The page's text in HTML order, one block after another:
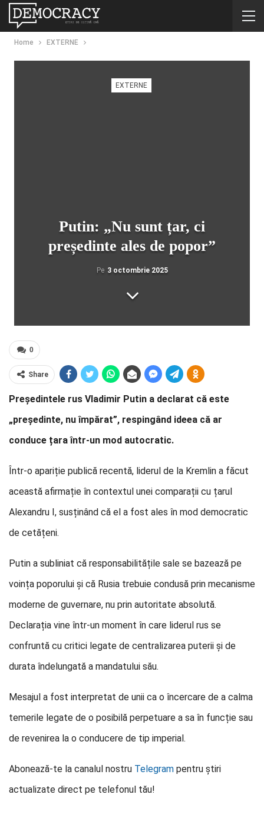
Home EXTERNE
EXTERNE
Putin: „Nu sunt țar, ci
președinte ales de popor”
Pe 3 octombrie 2025
0
Share
Președintele rus Vladimir Putin a declarat că este
„președinte, nu împărat”, respingând ideea că ar
conduce țara într-un mod autocratic.
Într-o apariție publică recentă, liderul de la Kremlin a făcut
această afirmație în contextul unei comparații cu țarul
Alexandru I, susținând că el a fost ales în mod democratic
de cetățeni.
Putin a subliniat că responsabilitățile sale se bazează pe
voința poporului și că Rusia trebuie condusă prin mecanisme
moderne de guvernare, nu prin autoritate absolută.
Declarația vine într-un moment în care liderul rus se
confruntă cu critici legate de centralizarea puterii și de
durata îndelungată a mandatului său.
Mesajul a fost interpretat de unii ca o încercare de a calma
temerile legate de o posibilă perpetuare a sa în funcție sau
de revenirea la o conducere de tip imperial.
Abonează-te la canalul nostru Telegram pentru știri
actualizate direct pe telefonul tău!